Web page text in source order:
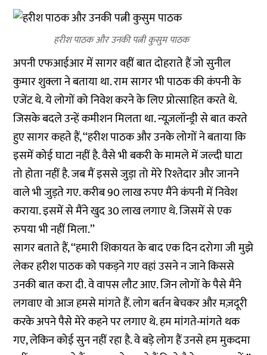
हरीश पाठक और उनकी पत्नी कुसुम पाठक
अपनी एफआईआर में सागर वहीं बात दोहराते हैं जो सुनील
कुमार शुक्ला ने बताया था. राम सागर भी पाठक की कंपनी के
एजेंट थे. ये लोगों को निवेश करने के लिए प्रोत्साहित करते थे.
जिसके बदले उन्हें कमीशन मिलता था. न्यूज़लॉन्ड्री से बात करते
हुए सागर कहते हैं, ‘‘हरीश पाठक और उनके लोगों ने बताया कि
इसमें कोई घाटा नहीं है. वैसे भी बकरी के मामले में जल्दी घाटा
तो होता नहीं है. जब मैं इससे जुड़ा तो मेरे रिश्तेदार और जानने
वाले भी जुड़ते गए. करीब 90 लाख रुपए मैंने कंपनी में निवेश
कराया. इसमें से मैंने खुद 30 लाख लगाए थे. जिसमें से एक
रुपया भी नहीं मिला.’’
सागर बताते हैं, ‘‘हमारी शिकायत के बाद एक दिन दरोगा जी मुझे
लेकर हरीश पाठक को पकड़ने गए वहां उसने न जाने किससे
उनकी बात करा दी. वे वापस लौट आए. जिन लोगों के पैसे मैंने
लगवाए वो आज हमसे मांगते हैं. लोग बर्तन बेचकर और मज़दूरी
करके अपने पैसे मेरे कहने पर लगाए थे. हम मांगते-मांगते थक
गए, लेकिन कोई सुन नहीं रहा है. वे बड़े लोग हैं उनसे हम मुकदमा